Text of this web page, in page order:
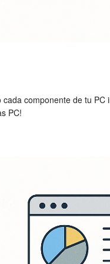
componente de tu
PC!